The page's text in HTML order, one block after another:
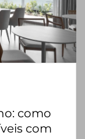
como
com